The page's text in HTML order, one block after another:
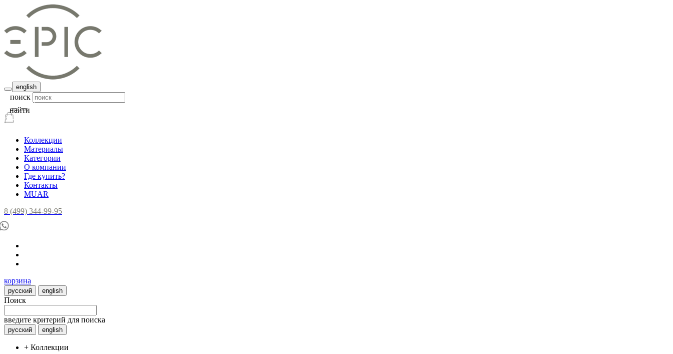
english
поиск
Коллекции
Материалы
Категории
О компании
Где купить?
Контакты
MUAR
8 (499) 344-99-95
корзина
русский english
Поиск
найти
введите критерий для поиска
русский english
+ Коллекции